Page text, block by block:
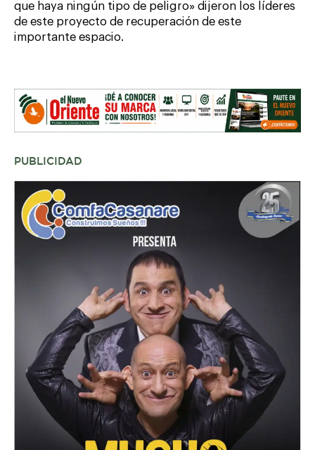
que haya ningún tipo de peligro» dijeron los líderes
de este proyecto de recuperación de este
importante espacio.
PUBLICIDAD